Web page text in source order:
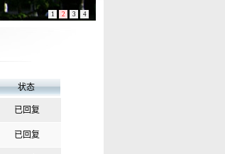
1 2 3 4
状态
已回复
已回复